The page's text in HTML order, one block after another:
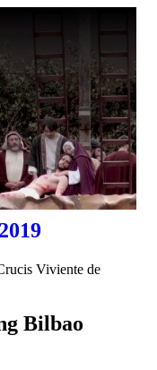
Viviente de
Bilbao